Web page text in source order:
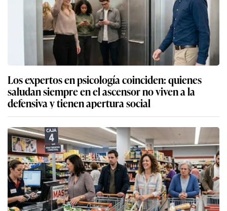
Los expertos en psicología coinciden: quienes
saludan siempre en el ascensor no viven a la
defensiva y tienen apertura social